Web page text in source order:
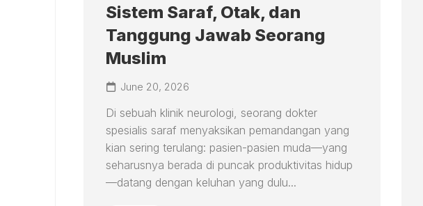
Sistem Saraf, Otak, dan
Tanggung Jawab Seorang
Muslim
June 20, 2026
Di sebuah klinik neurologi, seorang dokter
spesialis saraf menyaksikan pemandangan yang
kian sering terulang: pasien-pasien muda—yang
seharusnya berada di puncak produktivitas hidup
—datang dengan keluhan yang dulu...